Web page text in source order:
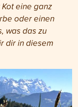
eine ganz
oder einen
was das zu
dir in diesem